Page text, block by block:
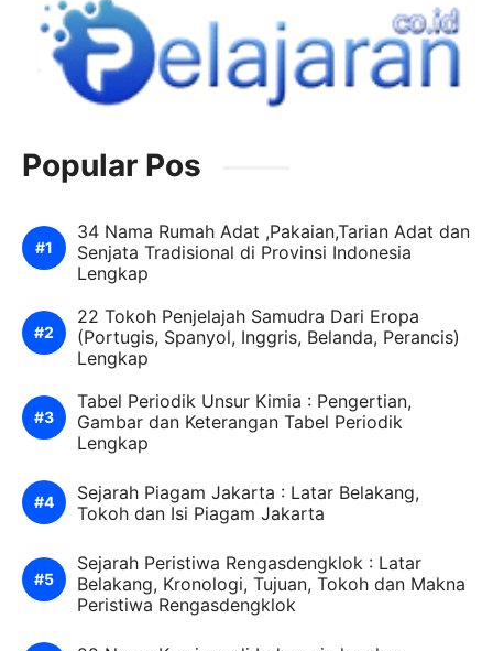
Popular Pos
34 Nama Rumah Adat ,Pakaian,Tarian Adat dan
Senjata Tradisional di Provinsi Indonesia
Lengkap
22 Tokoh Penjelajah Samudra Dari Eropa
(Portugis, Spanyol, Inggris, Belanda, Perancis)
Lengkap
Tabel Periodik Unsur Kimia : Pengertian,
Gambar dan Keterangan Tabel Periodik
Lengkap
Sejarah Piagam Jakarta : Latar Belakang,
Tokoh dan Isi Piagam Jakarta
Sejarah Peristiwa Rengasdengklok : Latar
Belakang, Kronologi, Tujuan, Tokoh dan Makna
Peristiwa Rengasdengklok